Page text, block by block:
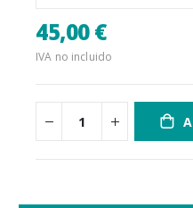
45,00 €
IVA no incluido